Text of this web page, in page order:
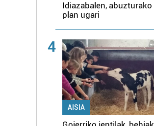
Idiazabalen, abuzturako
plan ugari
4
AISIA